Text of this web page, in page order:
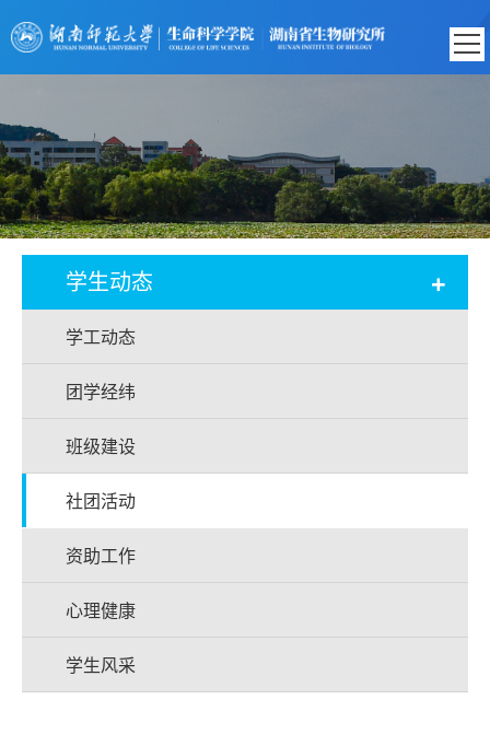
学生动态 +
学工动态
团学经纬
班级建设
社团活动
资助工作
心理健康
学生风采